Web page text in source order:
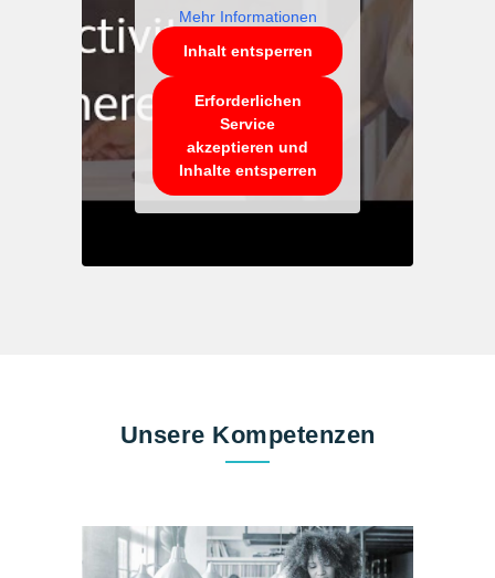
Mehr Informationen
Inhalt entsperren
Erforderlichen
Service
akzeptieren und
Inhalte entsperren
Unsere Kompetenzen